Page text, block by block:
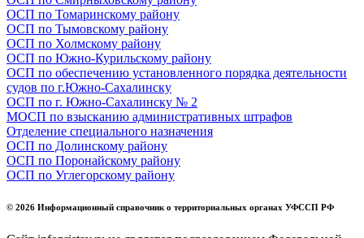
ОСП по Томаринскому району
ОСП по Тымовскому району
ОСП по Холмскому району
ОСП по Южно-Курильскому району
ОСП по обеспечению установленного порядка деятельности
судов по г.Южно-Сахалинску
ОСП по г. Южно-Сахалинску № 2
МОСП по взысканию административных штрафов
Отделение специального назначения
ОСП по Долинскому району
ОСП по Поронайскому району
ОСП по Углегорскому району
© 2026 Информационный справочник о территориальных органах УФССП РФ